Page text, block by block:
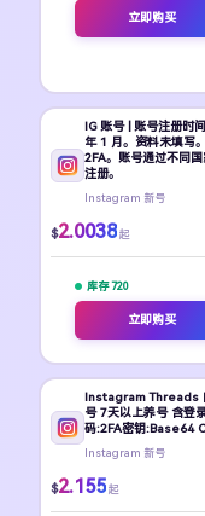
立即购买
IG 账号 | 账号注册时
年 1 月。资料未填写
2FA。账号通过不同国
注册。
Instagram 新号
$2.0038 起
库存 720
立即购买
Instagram Threads
号 7天以上养号 含登
码:2FA密钥:Base64
Instagram 新号
$2.155 起